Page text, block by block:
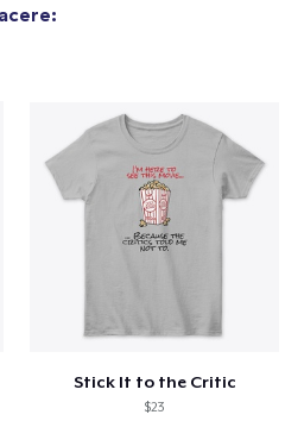
Stick It to the Critic
$23